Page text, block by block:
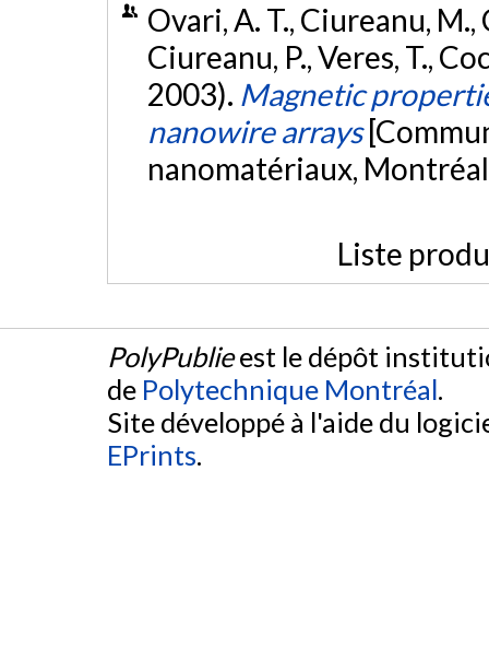
Ovari, A. T., Ciureanu, M.,
Ciureanu, P., Veres, T.,
2003). Magnetic
nanowire arrays
nanomatériaux,
Liste
PolyPublieest le dépôt
de Polytechnique Montréal.
Site développé à l'aide du
EPrints.